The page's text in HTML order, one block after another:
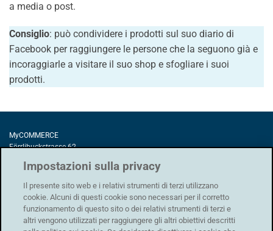
a media o post.
Consiglio: può condividere i prodotti sul suo diario di
Facebook per raggiungere le persone che la seguono già e
incoraggiarle a visitare il suo shop e sfogliare i suoi
prodotti.
MyCOMMERCE
Förrlibuckstrasse 62
Protezione dei dati |Condizioni generali Condizioni d'uso Colophon
Impostazioni sulla privacy
Il presente sito web e i relativi strumenti di terzi utilizzano
cookie. Alcuni di questi cookie sono necessari per il corretto
funzionamento di questo sito o dei relativi strumenti di terzi e
altri vengono utilizzati per raggiungere gli altri obiettivi descritti